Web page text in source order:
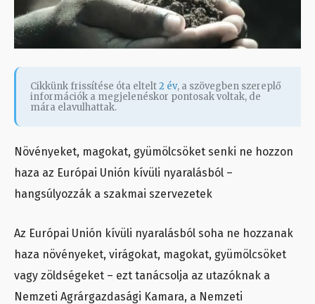
Cikkünk frissítése óta eltelt2 év, a szövegben szereplő
információk a megjelenéskor pontosak voltak, de
mára elavulhattak.
Növényeket, magokat, gyümölcsöket senki ne hozzon
haza az Európai Unión kívüli nyaralásból –
hangsúlyozzák a szakmai szervezetek
Az Európai Unión kívüli nyaralásból soha ne hozzanak
haza növényeket, virágokat, magokat, gyümölcsöket
vagy zöldségeket – ezt tanácsolja az utazóknak a
Nemzeti Agrárgazdasági Kamara, a Nemzeti